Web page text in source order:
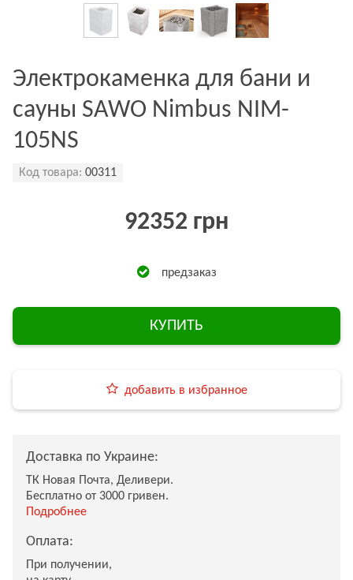
Электрокаменка для бани и
сауны SAWO Nimbus NIM-
105NS
Код товара: 00311
92352 грн
предзаказ
КУПИТЬ
добавить в избранное
Доставка по Украине:
ТК Новая Почта, Деливери.
Бесплатно от 3000 гривен.
Подробнее
Оплата:
При получении,